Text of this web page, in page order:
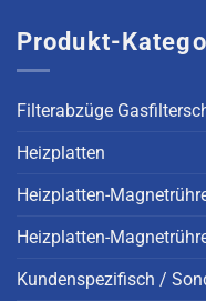
Produkt-
Filterabzüge
Heizplatten
Heizplatten-
Heizplatten-
Kundenspezifisch /